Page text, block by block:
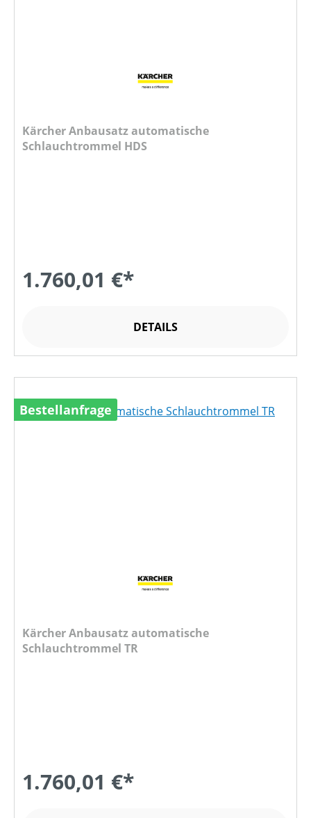
Kärcher Anbausatz automatische
Schlauchtrommel HDS
1.760,01 €*
DETAILS
Bestellanfrage
Kärcher Anbausatz automatische
Schlauchtrommel TR
1.760,01 €*